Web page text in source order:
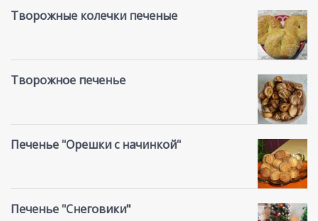
Творожные колечки печеные
Творожное печенье
Печенье "Орешки с начинкой"
Печенье "Снеговики"